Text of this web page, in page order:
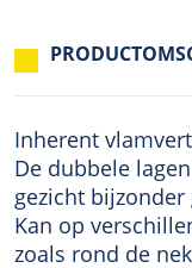
Inherent
De dubbele
gezicht bijzonder
Kan op
zoals rond de